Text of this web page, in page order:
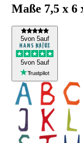
Maße 7,5 x 6
5von 5auf
5von 5auf